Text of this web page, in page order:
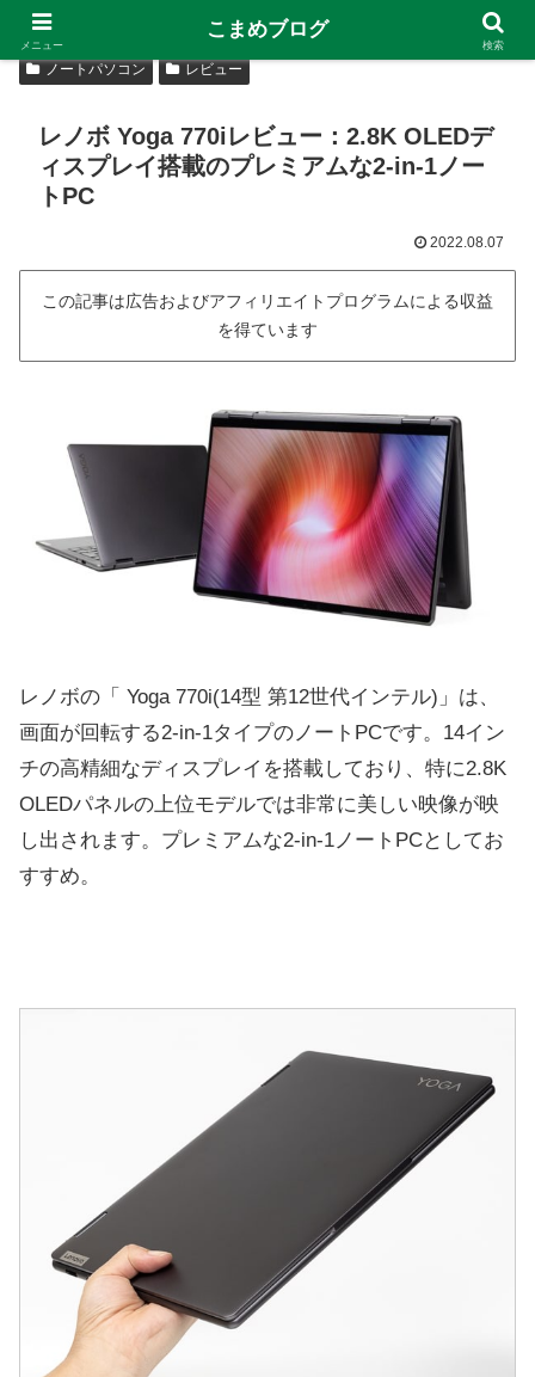
ノートパソコン レビュー
レノボ Yoga 770iレビュー：2.8K OLEDデ
ィスプレイ搭載のプレミアムな2-in-1ノー
トPC
2022.08.07
この記事は広告およびアフィリエイトプログラムによる収益
を得ています
レノボの「 Yoga 770i(14型 第12世代インテル)」は、
画面が回転する2-in-1タイプのノートPCです。14イン
チの高精細なディスプレイを搭載しており、特に2.8K
OLEDパネルの上位モデルでは非常に美しい映像が映
し出されます。プレミアムな2-in-1ノートPCとしてお
すすめ。
メニュー
こまめブログ
検索